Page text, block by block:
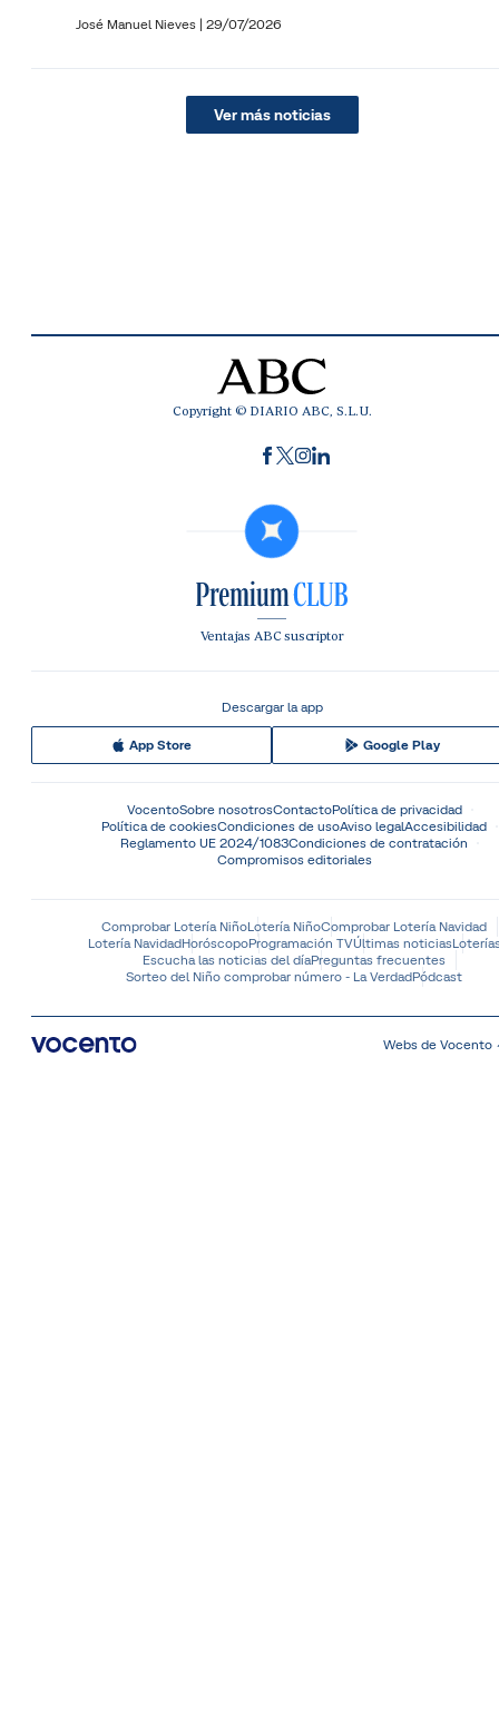
José Manuel Nieves | 29/07/2026
Ver más noticias
Copyright © DIARIO ABC, S.L.U.
Ventajas ABC suscriptor
Descargar la app
App Store Google Play
VocentoSobre nosotrosContactoPolítica de privacidad
Política de cookiesCondiciones de usoAviso legalAccesibilidad
Reglamento UE 2024/1083Condiciones de contratación
Compromisos editoriales
Comprobar Lotería NiñoLotería NiñoComprobar Lotería Navidad
Lotería NavidadHoróscopoProgramación TVÚltimas noticias
Escucha las noticias del díaPreguntas frecuentes
Sorteo del Niño comprobar número - La VerdadPódcast
Webs de Vocento